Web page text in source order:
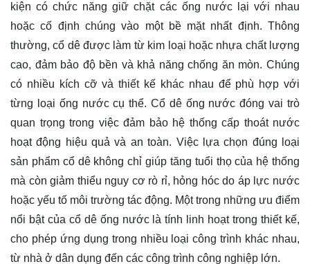
kiện có chức năng giữ chặt các ống nước lại với nhau
hoặc cố định chúng vào một bề mặt nhất định. Thông
thường, cổ dê được làm từ kim loại hoặc nhựa chất lượng
cao, đảm bảo độ bền và khả năng chống ăn mòn. Chúng
có nhiều kích cỡ và thiết kế khác nhau để phù hợp với
từng loại ống nước cụ thể. Cổ dê ống nước đóng vai trò
quan trọng trong việc đảm bảo hệ thống cấp thoát nước
hoạt động hiệu quả và an toàn. Việc lựa chọn đúng loại
sản phẩm cổ dê không chỉ giúp tăng tuổi thọ của hệ thống
mà còn giảm thiểu nguy cơ rò rỉ, hỏng hóc do áp lực nước
hoặc yếu tố môi trường tác động. Một trong những ưu điểm
nổi bật của cổ dê ống nước là tính linh hoạt trong thiết kế,
cho phép ứng dụng trong nhiều loại công trình khác nhau,
từ nhà ở dân dụng đến các công trình công nghiệp lớn.